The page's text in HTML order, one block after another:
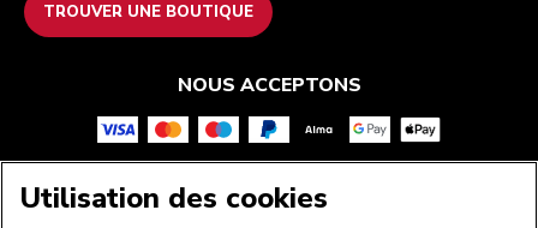
TROUVER UNE BOUTIQUE
NOUS ACCEPTONS
SUIVEZ-NOUS
Utilisation des cookies